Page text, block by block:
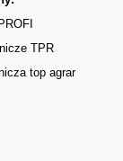
TPR
top agrar